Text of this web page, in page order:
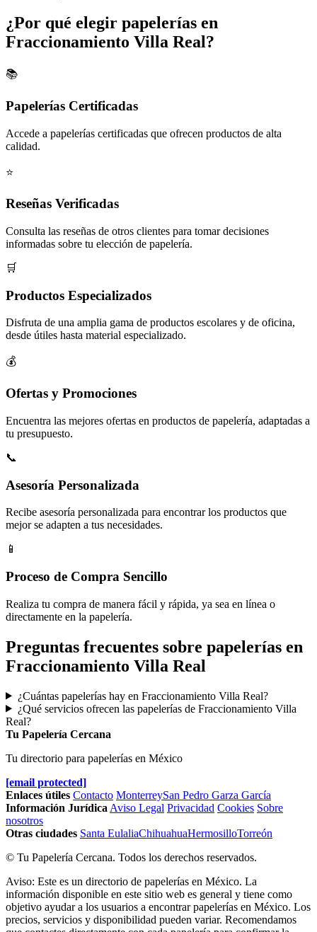
¿Por qué elegir papelerías en
Fraccionamiento Villa Real?
📚
Papelerías Certificadas
Accede a papelerías certificadas que ofrecen productos de alta
calidad.
⭐
Reseñas Verificadas
Consulta las reseñas de otros clientes para tomar decisiones
informadas sobre tu elección de papelería.
🛒
Productos Especializados
Disfruta de una amplia gama de productos escolares y de oficina,
desde útiles hasta material especializado.
💰
Ofertas y Promociones
Encuentra las mejores ofertas en productos de papelería, adaptadas a
tu presupuesto.
📞
Asesoría Personalizada
Recibe asesoría personalizada para encontrar los productos que
mejor se adapten a tus necesidades.
📱
Proceso de Compra Sencillo
Realiza tu compra de manera fácil y rápida, ya sea en línea o
directamente en la papelería.
Preguntas frecuentes sobre papelerías en
Fraccionamiento Villa Real
¿Cuántas papelerías hay en Fraccionamiento Villa Real?
¿Qué servicios ofrecen las papelerías de Fraccionamiento Villa
Real?
Tu Papelería Cercana
Tu directorio para papelerías en México
[email protected]
Enlaces útiles Contacto MonterreySan Pedro Garza García
Información Jurídica Aviso Legal Privacidad Cookies Sobre
nosotros
Otras ciudades Santa EulaliaChihuahuaHermosilloTorreón
© Tu Papelería Cercana. Todos los derechos reservados.
Aviso: Este es un directorio de papelerías en México. La
información disponible en este sitio web es general y tiene como
objetivo ayudar a los usuarios a encontrar papelerías en México. Los
precios, servicios y disponibilidad pueden variar. Recomendamos